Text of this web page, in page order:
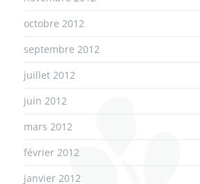
octobre 2012
septembre 2012
juillet 2012
juin 2012
mars 2012
février 2012
janvier 2012